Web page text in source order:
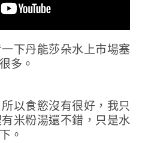
下丹能莎朵水上市場塞
多。
以食慾沒有很好，我只
米粉湯還不錯，只是水
。